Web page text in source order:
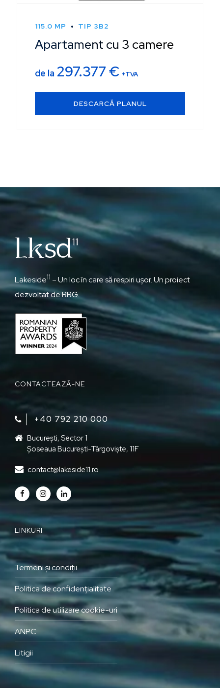
115.0 MP TIP 3B2
Apartament cu 3 camere
de la 297.377€ +TVA
DESCARCĂ PLANUL
Lakeside11 – Un loc în care să respiri ușor. Un proiect
dezvoltat de RRG.
CONTACTEAZĂ-NE
+40 792 210 000‬
București, Sector 1
Șoseaua București-Târgoviște, 11F
contact@lakeside11.ro
LINKURI
Termeni și condiții
Politica de confidențialitate
Politica de utilizare cookie-uri
ANPC
Litigii